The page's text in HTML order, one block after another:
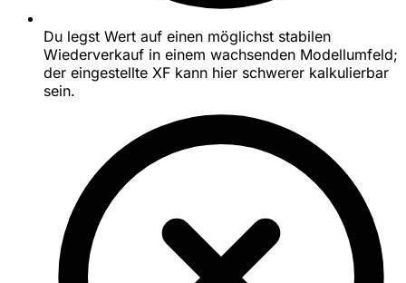
Du legst Wert auf einen möglichst stabilen
Wiederverkauf in einem wachsenden Modellumfeld;
der eingestellte XF kann hier schwerer kalkulierbar
sein.